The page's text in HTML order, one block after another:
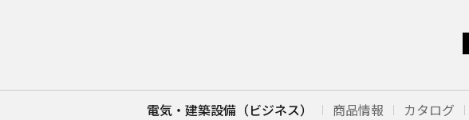
電気・建築設備（ビジネス） 商品情報 カタログ